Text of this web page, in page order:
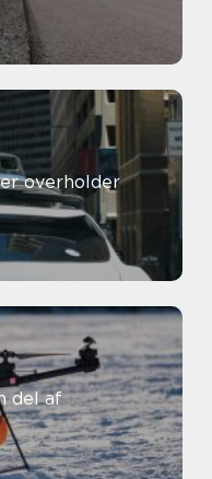
overholder
del af